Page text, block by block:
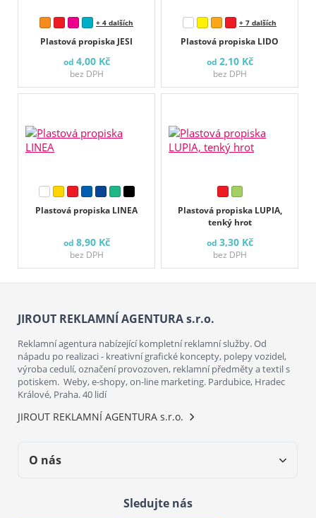
Plastová propiska JESI
+ 4 dalších
od 4,00 Kč
bez DPH
Plastová propiska LIDO
+ 7 dalších
od 2,10 Kč
bez DPH
Plastová propiska LINEA
od 8,90 Kč
bez DPH
Plastová propiska LUPIA,
tenký hrot
od 3,30 Kč
bez DPH
JIROUT REKLAMNÍ AGENTURA s.r.o.
Reklamní agentura nabízející kompletní reklamní služby. Od
nápadu po realizaci - kreativní grafické koncepty, polepy vozidel,
výroba cedulí, označení provozoven, reklamní předměty a textil s
potiskem. Weby, e-shopy, on-line marketing. Pardubice, Hradec
Králové, Praha. 40 lidí
JIROUT REKLAMNÍ AGENTURA s.r.o.
O nás
Sledujte nás